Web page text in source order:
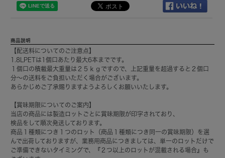
商品説明
【配送料についてのご注意点】
1.8LPETは1個口あたり最大6本までです。
１個口の積載最大重量は２５ｋｇですので、上記重量を超過すると２個口
分～の送料をご負担いただく場合がございます。
あらかじめご了承賜りますようよろしくお願いいたします。
【賞味期限についてのご案内】
当店の商品には製造ロットごとに賞味期限が印字されており、
検品をして順次発送しております。
商品１種類につき１つのロット（商品１種類につき同一の賞味期限）を選
んで出荷しておりますが、業務用商品につきましては、単一のロットだけで
ご準備できないタイミングで、『２つ以上のロットが混載される場合』も